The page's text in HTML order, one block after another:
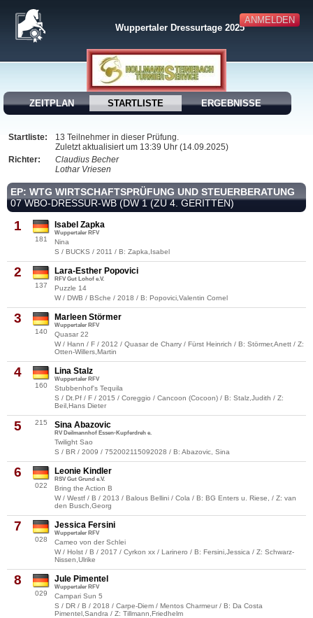
ANMELDEN
Wuppertaler Dressurtage 2025
ZEITPLAN STARTLISTE ERGEBNISSE
Startliste:
13 Teilnehmer in dieser Prüfung.
Zuletzt aktualisiert um 13:39 Uhr (14.09.2025)
Richter:
Claudius Becher
Lothar Vriesen
EP: WTG WIRTSCHAFTSPRÜFUNG UND STEUERBERATUNG
07 WBO-DRESSUR-WB (DW 1 (ZU 4. GERITTEN)
1
181
Isabel Zapka
Wuppertaler RFV
Nina
S / BUCKS / 2011 / B: Zapka,Isabel
2
137
Lara-Esther Popovici
RFV Gut Lohof e.V.
Puzzle 14
W / DWB / BSche / 2018 / B: Popovici,Valentin Cornel
3
140
Marleen Störmer
Wuppertaler RFV
Quasar 22
W / Hann / F / 2012 / Quasar de Charry / Fürst Heinrich / B: Störmer,Anett / Z:
Otten-Willers,Martin
4
160
Lina Stalz
Wuppertaler RFV
Stubbenhof's Tequila
S / Dt.Pf / F / 2015 / Coreggio / Cancoon (Cocoon) / B: Stalz,Judith / Z:
Beil,Hans Dieter
5 215 Sina Abazovic
RV Deilmannhof Essen-Kupferdreh e.
Twilight Sao
S / BR / 2009 / 752002115092028 / B: Abazovic, Sina
6
022
Leonie Kindler
RSV Gut Grund e.V.
Bring the Action B
W / Westf / B / 2013 / Balous Bellini / Cola / B: BG Enters u. Riese, / Z: van
den Busch,Georg
7
028
Jessica Fersini
Wuppertaler RFV
Cameo von der Schlei
W / Holst / B / 2017 / Cyrkon xx / Larinero / B: Fersini,Jessica / Z: Schwarz-
Nissen,Ulrike
8
029
Jule Pimentel
Wuppertaler RFV
Campari Sun 5
S / DR / B / 2018 / Carpe-Diem / Mentos Charmeur / B: Da Costa
Pimentel,Sandra / Z: Tillmann,Friedhelm